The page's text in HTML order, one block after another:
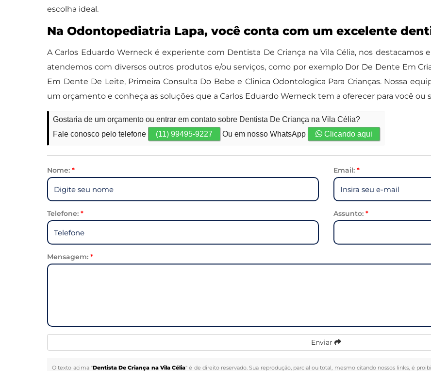
escolha ideal.
Na Odontopediatria Lapa, você conta com um excelente
A Carlos Eduardo Werneck é experiente com Dentista De Criança na Vila Célia, nos destacamos
atendemos com diversos outros produtos e/ou serviços, como por exemplo Dor De Dente Em
Em Dente De Leite, Primeira Consulta Do Bebe e Clinica Odontologica Para Crianças. Nossa
um orçamento e conheça as soluções que a Carlos Eduardo Werneck tem a oferecer para você ou
Gostaria de um orçamento ou entrar em contato sobre Dentista De Criança na Vila Célia?
Fale conosco pelo telefone
(11) 99495-9227 Ou em nosso WhatsApp Clicando aqui
Nome:* Email: *
Telefone:* Assunto: *
Mensagem:*
Enviar
O texto acima "Dentista De Criança na Vila Célia" é de direito reservado. Sua reprodução, parcial ou total, mesmo citando nossos links, é